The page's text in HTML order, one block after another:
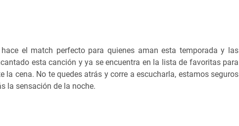
el match perfecto para quienes aman esta temporada y las
esta canción y ya se encuentra en la lista de favoritas para
la cena. No te quedes atrás y corre a escucharla, estamos seguros
la sensación de la noche.